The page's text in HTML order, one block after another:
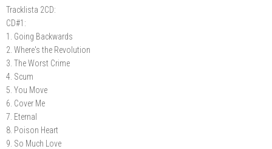
Tracklista 2CD:
CD#1:
1. Going Backwards
2. Where's the Revolution
3. The Worst Crime
4. Scum
5. You Move
6. Cover Me
7. Eternal
8. Poison Heart
9. So Much Love